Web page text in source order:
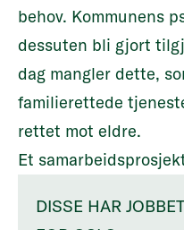
behov. Kommunens
dessuten bli gjort
dag mangler dette,
familierettede
rettet mot eldre.
Et
DISSE HAR